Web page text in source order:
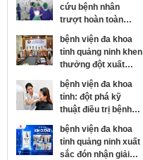
cứu bệnh nhân
trượt hoàn toàn
thân đốt sống, sốc
tủy nặng
bệnh viện đa khoa
tỉnh quảng ninh khen
thưởng đột xuất
đơn nguyên đột quỵ
đạt danh hiệu kim
cương của hội đột
quỵ thế giới
bệnh viện đa khoa
tỉnh: đột phá kỹ
thuật điều trị bệnh
da liễu
bệnh viện đa khoa
tỉnh quảng ninh xuất
sắc đón nhận giải